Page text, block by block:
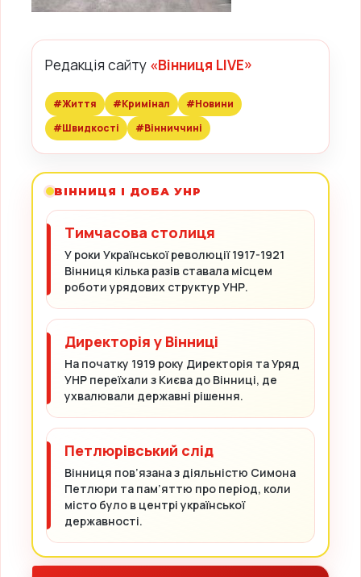
Редакція сайту «Вінниця LIVE»
#Життя #Кримінал
#Новини
#Швидкості
#Вінниччині
ВІННИЦЯ І ДОБА УНР
Тимчасова столиця
У роки Української революції 1917-1921
Вінниця кілька разів ставала місцем
роботи урядових структур УНР.
Директорія у Вінниці
На початку 1919 року Директорія та Уряд
УНР переїхали з Києва до Вінниці, де
ухвалювали державні рішення.
Петлюрівський слід
Вінниця пов’язана з діяльністю Симона
Петлюри та пам’яттю про період, коли
місто було в центрі української
державності.